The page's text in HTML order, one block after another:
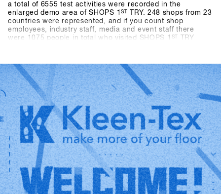
a total of 6555 test activities were recorded in the
enlarged demo area of SHOPS 1ST
TRY. 248 shops from 23
countries were represented, and if you count shop
employees, industry staff, media and event staff there
were 1075 people in total who visited SHOPS 1 ST
TRY
slopes in perfect shape, there was an exuberant mood
among all participants. After an enforced break of two
years, the world's biggest snowboarding b2b event could
finally take place again, and the stoke of everyone getting
back together among all participants was off the charts.
This energy is what makes the event so special and gives
us the strength to try to make SHOPS 1ST TRY even better
every year!We look forward to seeing you in 2024 - SAVE
the DATE: January 21-23, 2024